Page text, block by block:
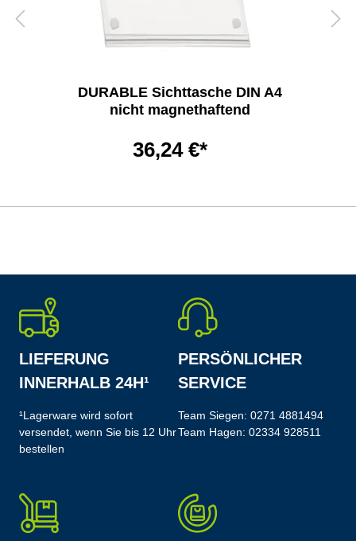
DURABLE Sichttasche DIN A4
nicht magnethaftend
36,24 €*
LIEFERUNG
INNERHALB 24H¹
¹Lagerware wird sofort
versendet, wenn Sie bis 12 Uhr
bestellen
PERSÖNLICHER
SERVICE
Team Siegen: 0271 4881494
Team Hagen: 02334 928511